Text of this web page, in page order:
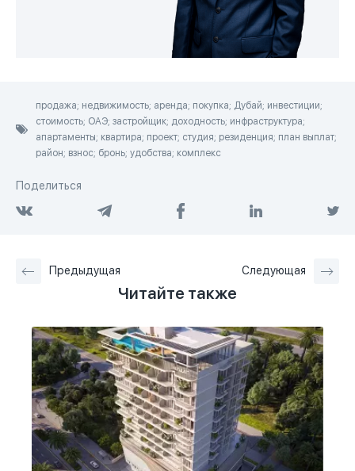
продажа; недвижимость; аренда; покупка; Дубай; инвестиции;
стоимость; ОАЭ; застройщик; доходность; инфраструктура;
апартаменты; квартира; проект; студия; резиденция; план выплат;
район; взнос; бронь; удобства; комплекс
Поделиться
Предыдущая Следующая
Читайте также